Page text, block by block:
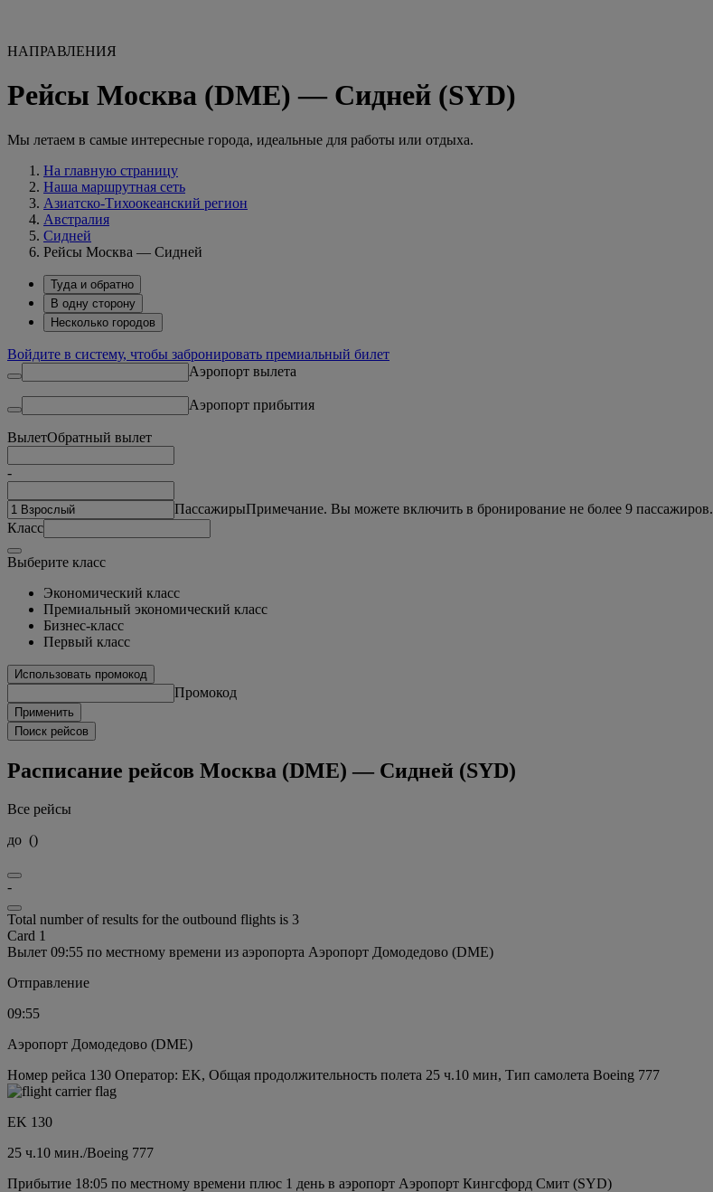
НАПРАВЛЕНИЯ
Рейсы Москва (DME) — Сидней (SYD)
Мы летаем в самые интересные города, идеальные для работы или отдыха.
На главную страницу
Наша маршрутная сеть
Азиатско-Тихоокеанский регион
Австралия
Сидней
Рейсы Москва — Сидней
Туда и обратно
В одну сторону
Несколько городов
Войдите в систему, чтобы забронировать премиальный билет
Аэропорт вылета
Аэропорт прибытия
ВылетОбратный вылет
-
ПассажирыПримечание. Вы можете включить в бронирование не более 9 пассажиров.
Класс
Выберите класс
Экономический класс
Премиальный экономический класс
Бизнес-класс
Первый класс
Использовать промокод
Промокод
Применить
Поиск рейсов
Расписание рейсов Москва (DME) — Сидней (SYD)
Все рейсы
до ()
-
Total number of results for the outbound flights is 3
Card 1
Вылет 09:55 по местному времени из аэропорта Аэропорт Домодедово (DME)
Отправление
09:55
Аэропорт Домодедово (DME)
Номер рейса 130 Оператор: EK, Общая продолжительность полета 25 ч.10 мин, Тип самолета Boeing 777
EK 130
25 ч.10 мин./Boeing 777
Прибытие 18:05 по местному времени плюс 1 день в аэропорт Аэропорт Кингсфорд Смит (SYD)